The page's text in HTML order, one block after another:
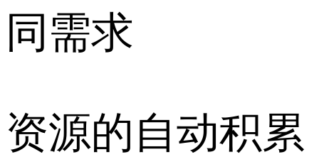
同需求
资源的自动积累